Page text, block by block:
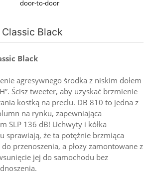
door-to-door
Black
Black
agresywnego środka z niskim dołem
Ścisz tweeter, aby uzyskać brzmienie
kostką na preclu. DB 810 to jedna z
na rynku, zapewniająca
SLP 136 dB! Uchwyty i kółka
sprawiają, że ta potężnie brzmiąca
przenoszenia, a płozy zamontowane z
jej do samochodu bez